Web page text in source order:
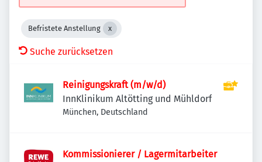
Befristete Anstellung
Suche zurücksetzen
Reinigungskraft (m/w/d)
InnKlinikum Altötting und Mühldorf
München, Deutschland
Kommissionierer / Lagermitarbeiter